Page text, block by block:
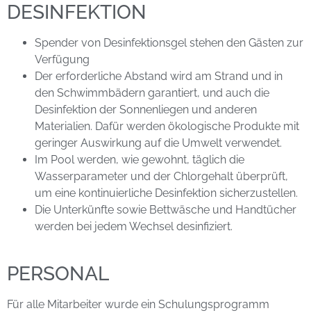
DESINFEKTION
Spender von Desinfektionsgel stehen den Gästen zur
Verfügung
Der erforderliche Abstand wird am Strand und in
den Schwimmbädern garantiert, und auch die
Desinfektion der Sonnenliegen und anderen
Materialien. Dafür werden ökologische Produkte mit
geringer Auswirkung auf die Umwelt verwendet.
Im Pool werden, wie gewohnt, täglich die
Wasserparameter und der Chlorgehalt überprüft,
um eine kontinuierliche Desinfektion sicherzustellen.
Die Unterkünfte sowie Bettwäsche und Handtücher
werden bei jedem Wechsel desinfiziert.
PERSONAL
Für alle Mitarbeiter wurde ein Schulungsprogramm